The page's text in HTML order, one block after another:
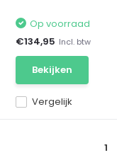
Vergelijk
Op voorraad
€134,95 Incl. btw
Bekijken
1